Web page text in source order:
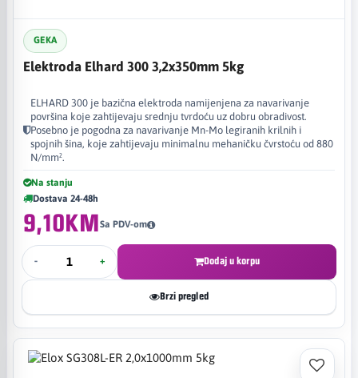
GEKA
Elektroda Elhard 300 3,2x350mm 5kg
ELHARD 300 je bazična elektroda namijenjena za navarivanje
površina koje zahtijevaju srednju tvrdoću uz dobru obradivost.
Posebno je pogodna za navarivanje Mn-Mo legiranih krilnih i
spojnih šina, koje zahtijevaju minimalnu mehaničku čvrstoću od 880
N/mm².
Na stanju
Dostava 24-48h
9,10KMSa PDV-om
- + Dodaj u korpu
Brzi pregled